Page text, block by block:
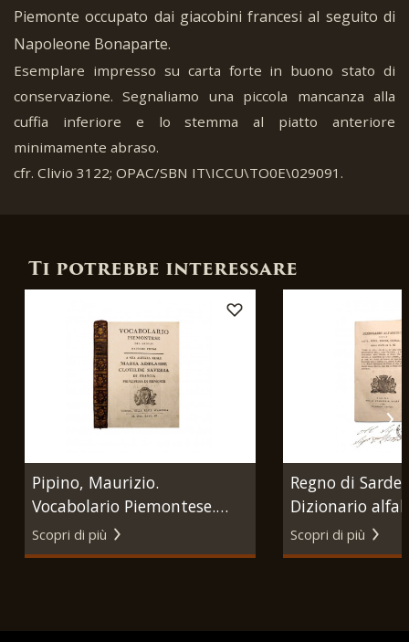
Piemonte occupato dai giacobini francesi al seguito di
Napoleone Bonaparte.
Esemplare impresso su carta forte in buono stato di
conservazione. Segnaliamo una piccola mancanza alla
cuffia inferiore e lo stemma al piatto anteriore
minimamente abraso.
cfr. Clivio 3122; OPAC/SBN IT\ICCU\TO0E\029091.
Ti potrebbe interessare
Pipino, Maurizio.
Vocabolario Piemontese.
Torino, Reale Stamparia,
1783.
Scopri di più
Regno di
Dizionario
città, terre,
ec. degli stati di
Scopri di più